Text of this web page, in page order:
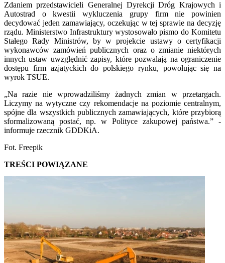
Zdaniem przedstawicieli Generalnej Dyrekcji Dróg Krajowych i
Autostrad o kwestii wykluczenia grupy firm nie powinien
decydować jeden zamawiający, oczekując w tej sprawie na decyzję
rządu. Ministerstwo Infrastruktury wystosowało pismo do Komitetu
Stałego Rady Ministrów, by w projekcie ustawy o certyfikacji
wykonawców zamówień publicznych oraz o zmianie niektórych
innych ustaw uwzględnić zapisy, które pozwalają na ograniczenie
dostępu firm azjatyckich do polskiego rynku, powołując się na
wyrok TSUE.
„Na razie nie wprowadziliśmy żadnych zmian w przetargach.
Liczymy na wytyczne czy rekomendacje na poziomie centralnym,
spójne dla wszystkich publicznych zamawiających, które przybiorą
sformalizowaną postać, np. w Polityce zakupowej państwa.” -
informuje rzecznik GDDKiA.
Fot. Freepik
TREŚCI POWIĄZANE